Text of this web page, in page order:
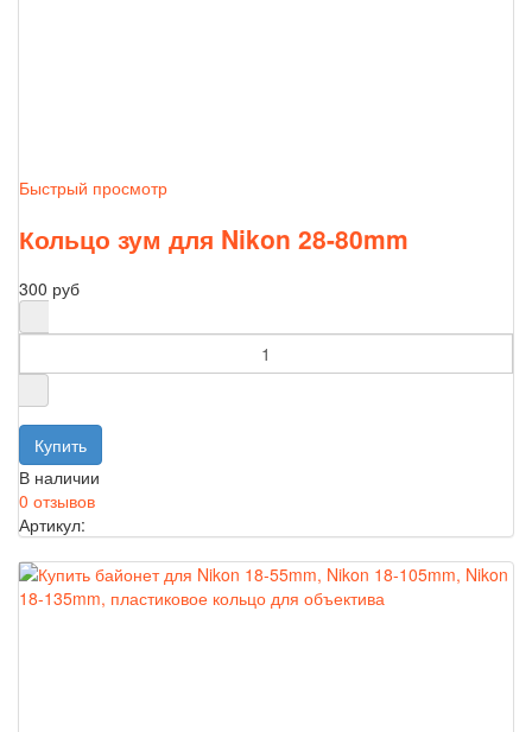
Быстрый просмотр
Кольцо зум для Nikon 28-80mm
300 руб
В наличии
0 отзывов
Артикул: